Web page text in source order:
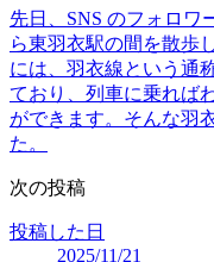
先日、SNS のフォロワ
ら東羽衣駅の間を散歩
には、羽衣線という通
ており、列車に乗れば
ができます。そんな羽
た。
次の投稿
投稿した日
2025/11/21